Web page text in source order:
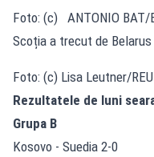
Foto: (c) ANTONIO BAT/
Scoția a trecut de
Foto: (c) Lisa Leutner/
Rezultatele de luni
Grupa B
Kosovo - Suedia 2-0